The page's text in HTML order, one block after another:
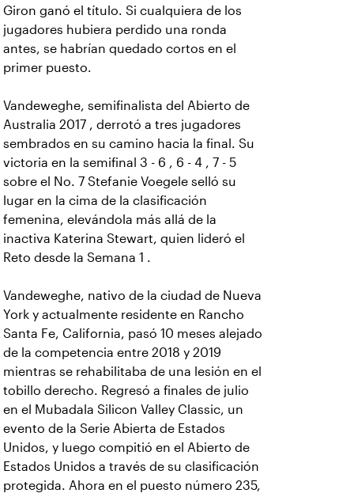
Giron ganó el título. Si cualquiera de los
jugadores hubiera perdido una ronda
antes, se habrían quedado cortos en el
primer puesto.
Vandeweghe, semifinalista del Abierto de
Australia 2017 , derrotó a tres jugadores
sembrados en su camino hacia la final. Su
victoria en la semifinal 3 - 6 , 6 - 4 , 7 - 5
sobre el No. 7 Stefanie Voegele selló su
lugar en la cima de la clasificación
femenina, elevándola más allá de la
inactiva Katerina Stewart, quien lideró el
Reto desde la Semana 1 .
Vandeweghe, nativo de la ciudad de Nueva
York y actualmente residente en Rancho
Santa Fe, California, pasó 10 meses alejado
de la competencia entre 2018 y 2019
mientras se rehabilitaba de una lesión en el
tobillo derecho. Regresó a finales de julio
en el Mubadala Silicon Valley Classic, un
evento de la Serie Abierta de Estados
Unidos, y luego compitió en el Abierto de
Estados Unidos a través de su clasificación
protegida. Ahora en el puesto número 235,